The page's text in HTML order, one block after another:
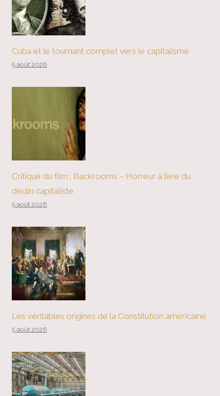
Cuba et le tournant complet vers le capitalisme
5 août 2026
Critique du film : Backrooms – Horreur à l’ère du
déclin capitaliste
5 août 2026
Les véritables origines de la Constitution américaine
5 août 2026